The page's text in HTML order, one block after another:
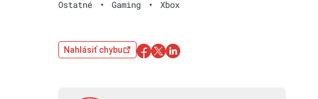
Ostatné • Gaming • Xbox
Nahlásiť chybu